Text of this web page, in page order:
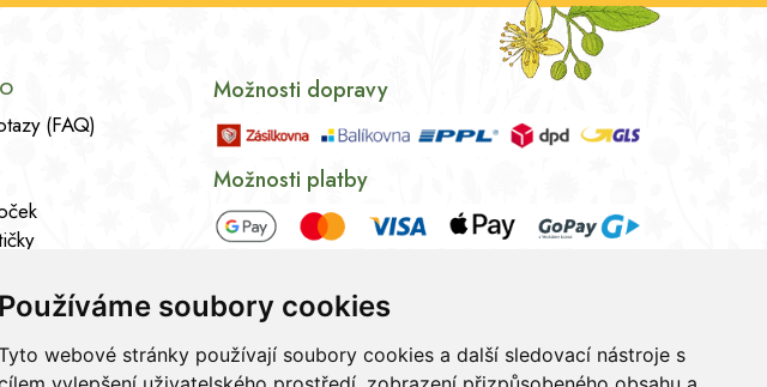
Používáme soubory cookies
webové stránky používají soubory cookies a další sledovací nástroje s
(FAQ)
údajů
Možnosti dopravy
Možnosti platby